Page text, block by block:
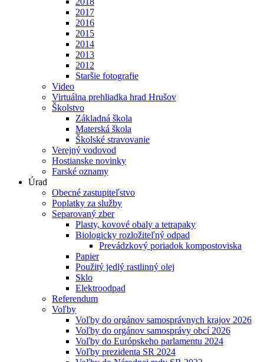
2017
2016
2015
2014
2013
2012
Staršie fotografie
Video
Virtuálna prehliadka hrad Hrušov
Školstvo
Základná škola
Materská škola
Školské stravovanie
Verejný vodovod
Hostianske novinky
Farské oznamy
Úrad
Obecné zastupiteľstvo
Poplatky za služby
Separovaný zber
Plasty, kovové obaly a tetrapaky
Biologicky rozložiteľný odpad
Prevádzkový poriadok kompostoviska
Papier
Použitý jedlý rastlinný olej
Sklo
Elektroodpad
Referendum
Voľby
Voľby do orgánov samosprávnych krajov 2026
Voľby do orgánov samosprávy obcí 2026
Voľby do Európskeho parlamentu 2024
Voľby prezidenta SR 2024